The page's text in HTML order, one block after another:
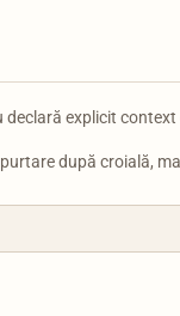
declară explicit
după croială,